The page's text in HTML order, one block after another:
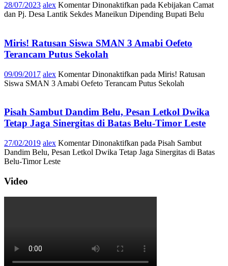
28/07/2023 alex Komentar Dinonaktifkan pada Kebijakan Camat
dan Pj. Desa Lantik Sekdes Maneikun Dipending Bupati Belu
Miris! Ratusan Siswa SMAN 3 Amabi Oefeto
Terancam Putus Sekolah
09/09/2017 alex Komentar Dinonaktifkan pada Miris! Ratusan
Siswa SMAN 3 Amabi Oefeto Terancam Putus Sekolah
Pisah Sambut Dandim Belu, Pesan Letkol Dwika
Tetap Jaga Sinergitas di Batas Belu-Timor Leste
27/02/2019 alex Komentar Dinonaktifkan pada Pisah Sambut
Dandim Belu, Pesan Letkol Dwika Tetap Jaga Sinergitas di Batas
Belu-Timor Leste
Video